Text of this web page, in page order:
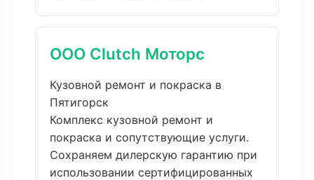
ООО Clutch Моторс
Кузовной ремонт и покраска в
Пятигорск
Комплекс кузовной ремонт и
покраска и сопутствующие услуги.
Сохраняем дилерскую гарантию при
использовании сертифицированных